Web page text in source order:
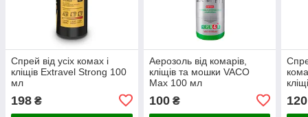
Спрей від усіх комах і
кліщів Extravel Strong 100
мл
198 ₴
Аерозоль від комарів,
кліщів та мошки VACO
Мах 100 мл
100₴ 120